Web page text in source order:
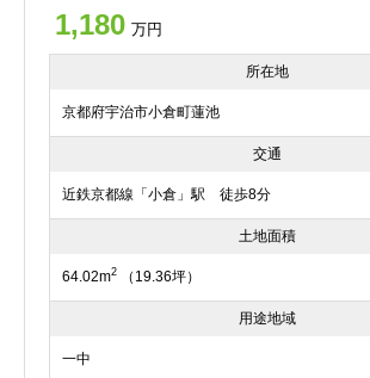
1,180 万円
所在地
京都府宇治市小倉町蓮池
交通
近鉄京都線「小倉」駅 徒歩8分
土地面積
64.02m2 （19.36坪）
用途地域
一中